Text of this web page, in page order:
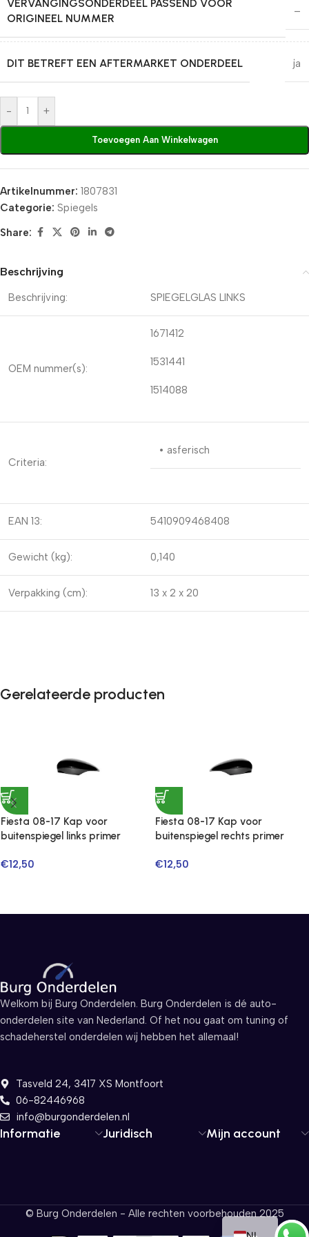
VERVANGINGSONDERDEEL PASSEND VOOR
ORIGINEEL NUMMER
–
DIT BETREFT EEN AFTERMARKET ONDERDEEL ja
- +
Toevoegen Aan Winkelwagen
Artikelnummer: 1807831
Categorie: Spiegels
Share:
Beschrijving
Beschrijving: SPIEGELGLAS LINKS
OEM nummer(s):
1671412
1531441
1514088
Criteria:
• asferisch
EAN 13: 5410909468408
Gewicht (kg): 0,140
Verpakking (cm): 13 x 2 x 20
Gerelateerde producten
Fiesta 08-17 Kap voor
buitenspiegel links primer
€12,50
Fiesta 08-17 Kap voor
buitenspiegel rechts primer
€12,50
Informatie Juridisch Mijn account
Welkom bij Burg Onderdelen. Burg Onderdelen is dé auto-
onderdelen site van Nederland. Of het nou gaat om tuning of
schadeherstel onderdelen wij hebben het allemaal!
Tasveld 24, 3417 XS Montfoort
06-82446968
info@burgonderdelen.nl
© Burg Onderdelen - Alle rechten voorbehouden 2025
EN